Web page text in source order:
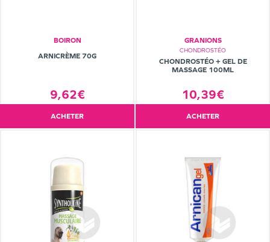
BOIRON
ARNICRÈME 70G
9,62€
ACHETER
GRANIONS
CHONDROSTÉO
CHONDROSTÉO + GEL DE
MASSAGE 100ML
10,39€
ACHETER